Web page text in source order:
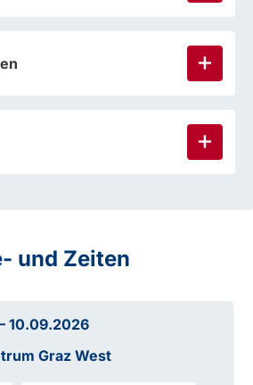
und Zeiten
10.09.2026
Graz West